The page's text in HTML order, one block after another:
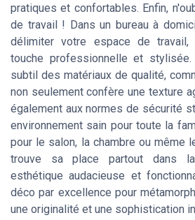
pratiques et confortables. Enfin,
de travail ! Dans un bureau à
délimiter votre espace de travail,
touche professionnelle et
subtil des matériaux de qualité,
non seulement confère une texture
également aux normes de sécurité
environnement sain pour toute la
pour le salon, la chambre ou même
trouve sa place partout dans la
esthétique audacieuse et
déco par excellence pour
une originalité et une sophistication